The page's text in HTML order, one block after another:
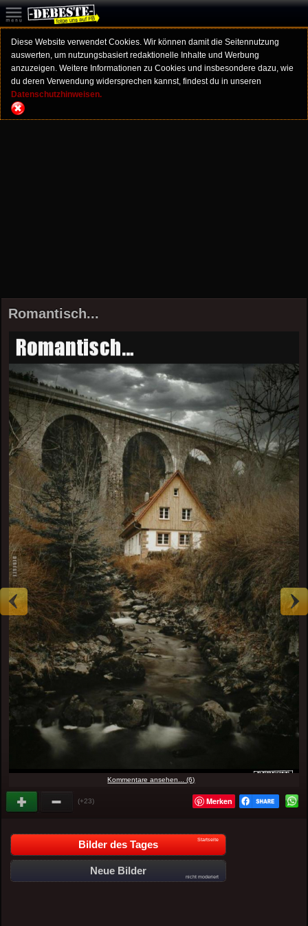
Diese Website verwendet Cookies. Wir können damit die Seitennutzung
auswerten, um nutzungsbasiert redaktionelle Inhalte und Werbung
anzuzeigen. Weitere Informationen zu Cookies und insbesondere dazu, wie
du deren Verwendung widersprechen kannst, findest du in unseren
Datenschutzhinweisen.
Romantisch...
Kommentare ansehen... (6)
(+23) Merken
Bilder des Tages Startseite
Neue Bilder
nicht moderiert